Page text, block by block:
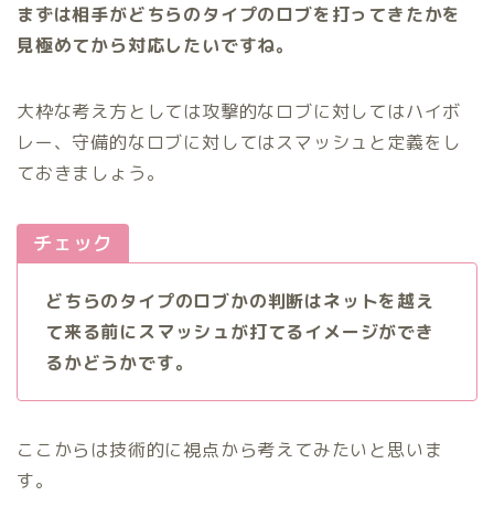
まずは相手がどちらのタイプのロブを打ってきたかを
見極めてから対応したいですね。
大枠な考え方としては攻撃的なロブに対してはハイボ
レー、守備的なロブに対してはスマッシュと定義をし
ておきましょう。
チェック
どちらのタイプのロブかの判断はネットを越え
て来る前にスマッシュが打てるイメージができ
るかどうかです。
ここからは技術的に視点から考えてみたいと思いま
す。